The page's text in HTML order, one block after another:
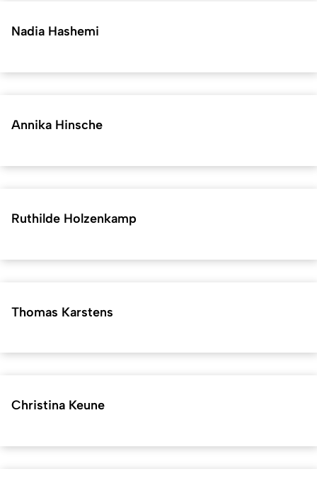
Nadia Hashemi
Annika Hinsche
Ruthilde Holzenkamp
Thomas Karstens
Christina Keune